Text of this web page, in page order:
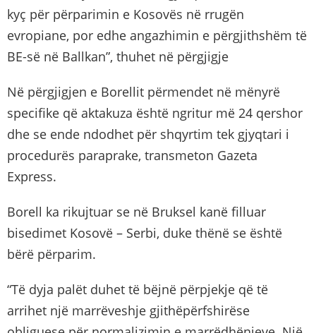
kyç për përparimin e Kosovës në rrugën
evropiane, por edhe angazhimin e përgjithshëm të
BE-së në Ballkan”, thuhet në përgjigje
Në përgjigjen e Borellit përmendet në mënyrë
specifike që aktakuza është ngritur më 24 qershor
dhe se ende ndodhet për shqyrtim tek gjyqtari i
procedurës paraprake, transmeton Gazeta
Express.
Borell ka rikujtuar se në Bruksel kanë filluar
bisedimet Kosovë – Serbi, duke thënë se është
bërë përparim.
“Të dyja palët duhet të bëjnë përpjekje që të
arrihet një marrëveshje gjithëpërfshirëse